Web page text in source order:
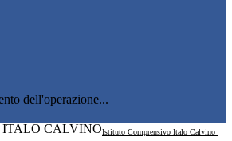
dell'operazione...
Istituto Comprensivo Italo Calvino